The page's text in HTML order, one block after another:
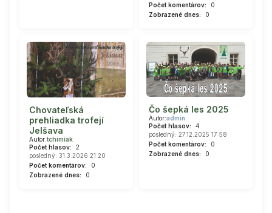
Počet komentárov:
0
Zobrazené dnes:
0
Chovateľská
prehliadka trofejí
Jelšava
Autor:tchimiak
Počet hlasov:
2
posledný: 31.3.2026 21:20
Počet komentárov:
0
Zobrazené dnes:
0
Čo šepká les 2025
Autor:admin
Počet hlasov:
4
posledný: 27.12.2025 17:58
Počet komentárov:
0
Zobrazené dnes:
0